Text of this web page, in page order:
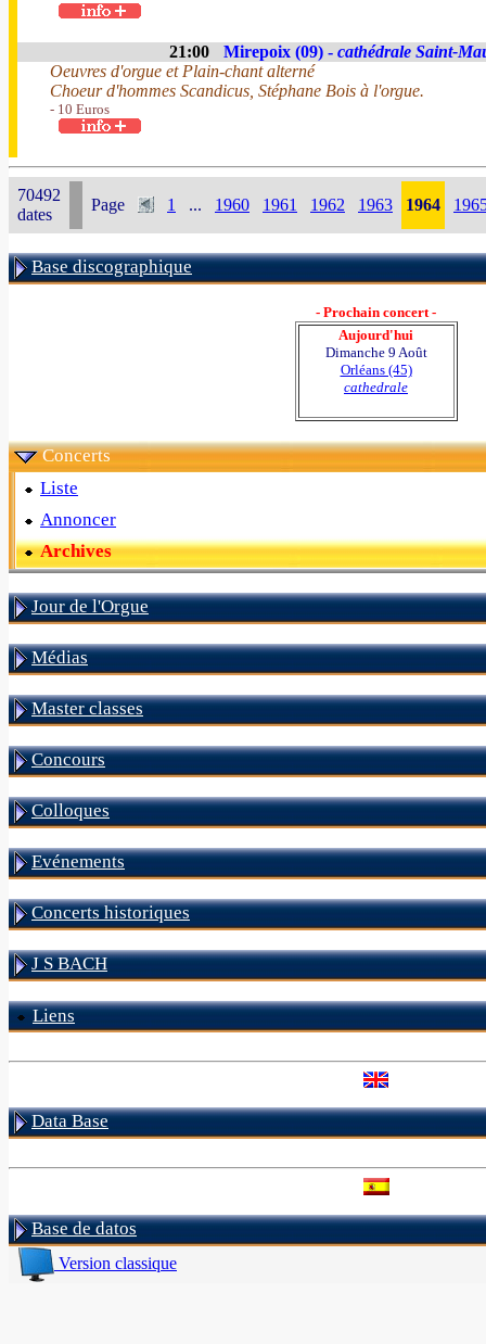
21:00 Mirepoix (09) - cathédrale Saint-
Oeuvres d'orgue et Plain-chant alterné
Choeur d'hommes Scandicus, Stéphane Bois à l'orgue.
- 10 Euros
70492
dates
Page 1 ... 1960 1961 1962 1963 1964
Base discographique
- Prochain concert -
Aujourd'hui
Dimanche 9 Août
Orléans (45)
cathedrale
Concerts
Liste
Annoncer
Archives
Jour de l'Orgue
Médias
Master classes
Concours
Colloques
Evénements
Concerts historiques
J S BACH
Liens
Data Base
Base de datos
Version classique